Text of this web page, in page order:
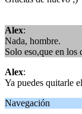
Alex:
Nada, hombre.
Solo eso,que en los
Alex:
Ya puedes quitarle
Navegación